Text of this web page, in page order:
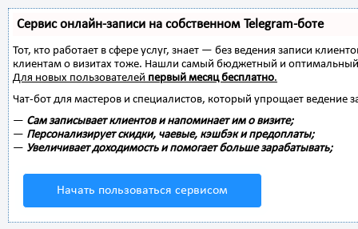
Сервис онлайн-записи на собственном Telegram-боте
Тот, кто работает в сфере услуг, знает — без ведения записи
клиентам о визитах тоже. Нашли самый бюджетный и
Для новых пользователей первый месяц бесплатно.
Чат-бот для мастеров и специалистов, который упрощает ведение
— Сам записывает клиентов и напоминает им о визите;
— Персонализирует скидки, чаевые, кэшбэк и предоплаты;
— Увеличивает доходимость и помогает больше зарабатывать;
Начать пользоваться сервисом